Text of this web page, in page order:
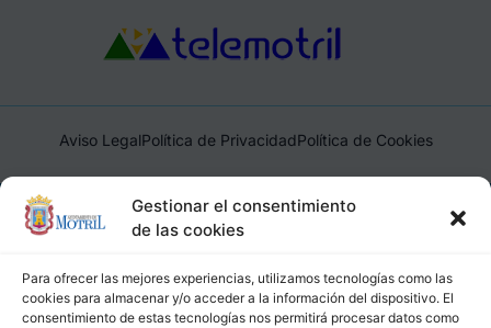
Gestionar el consentimiento
de las cookies
Para ofrecer las mejores experiencias, utilizamos tecnologías como las
cookies para almacenar y/o acceder a la información del dispositivo. El
consentimiento de estas tecnologías nos permitirá procesar datos como
Aviso LegalPolítica de PrivacidadPolítica de Cookies
Ayuntamiento de Motril, Plaza de España, 1, 18600, Motril,
(Granada), CIF: P1814200J, DIR3: L01181400